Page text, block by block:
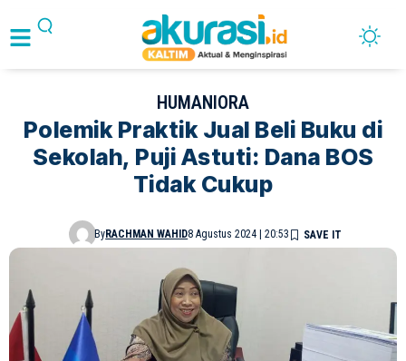
HUMANIORA
Polemik Praktik Jual Beli Buku di
Sekolah, Puji Astuti: Dana BOS
Tidak Cukup
ByRACHMAN WAHID8 Agustus 2024 | 20:53